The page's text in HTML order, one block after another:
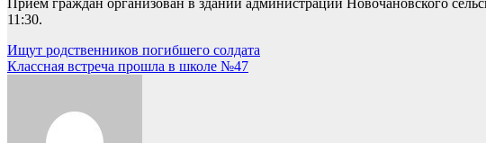
11:30.
Навигация
по
Ищут родственников погибшего солдата
Классная встреча прошла в школе №47